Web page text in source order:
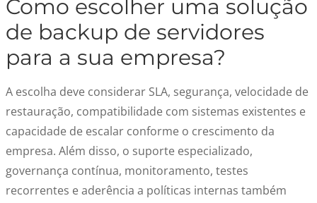
Como escolher uma solução
de backup de servidores
para a sua empresa?
A escolha deve considerar SLA, segurança, velocidade de
restauração, compatibilidade com sistemas existentes e
capacidade de escalar conforme o crescimento da
empresa. Além disso, o suporte especializado,
governança contínua, monitoramento, testes
recorrentes e aderência a políticas internas também